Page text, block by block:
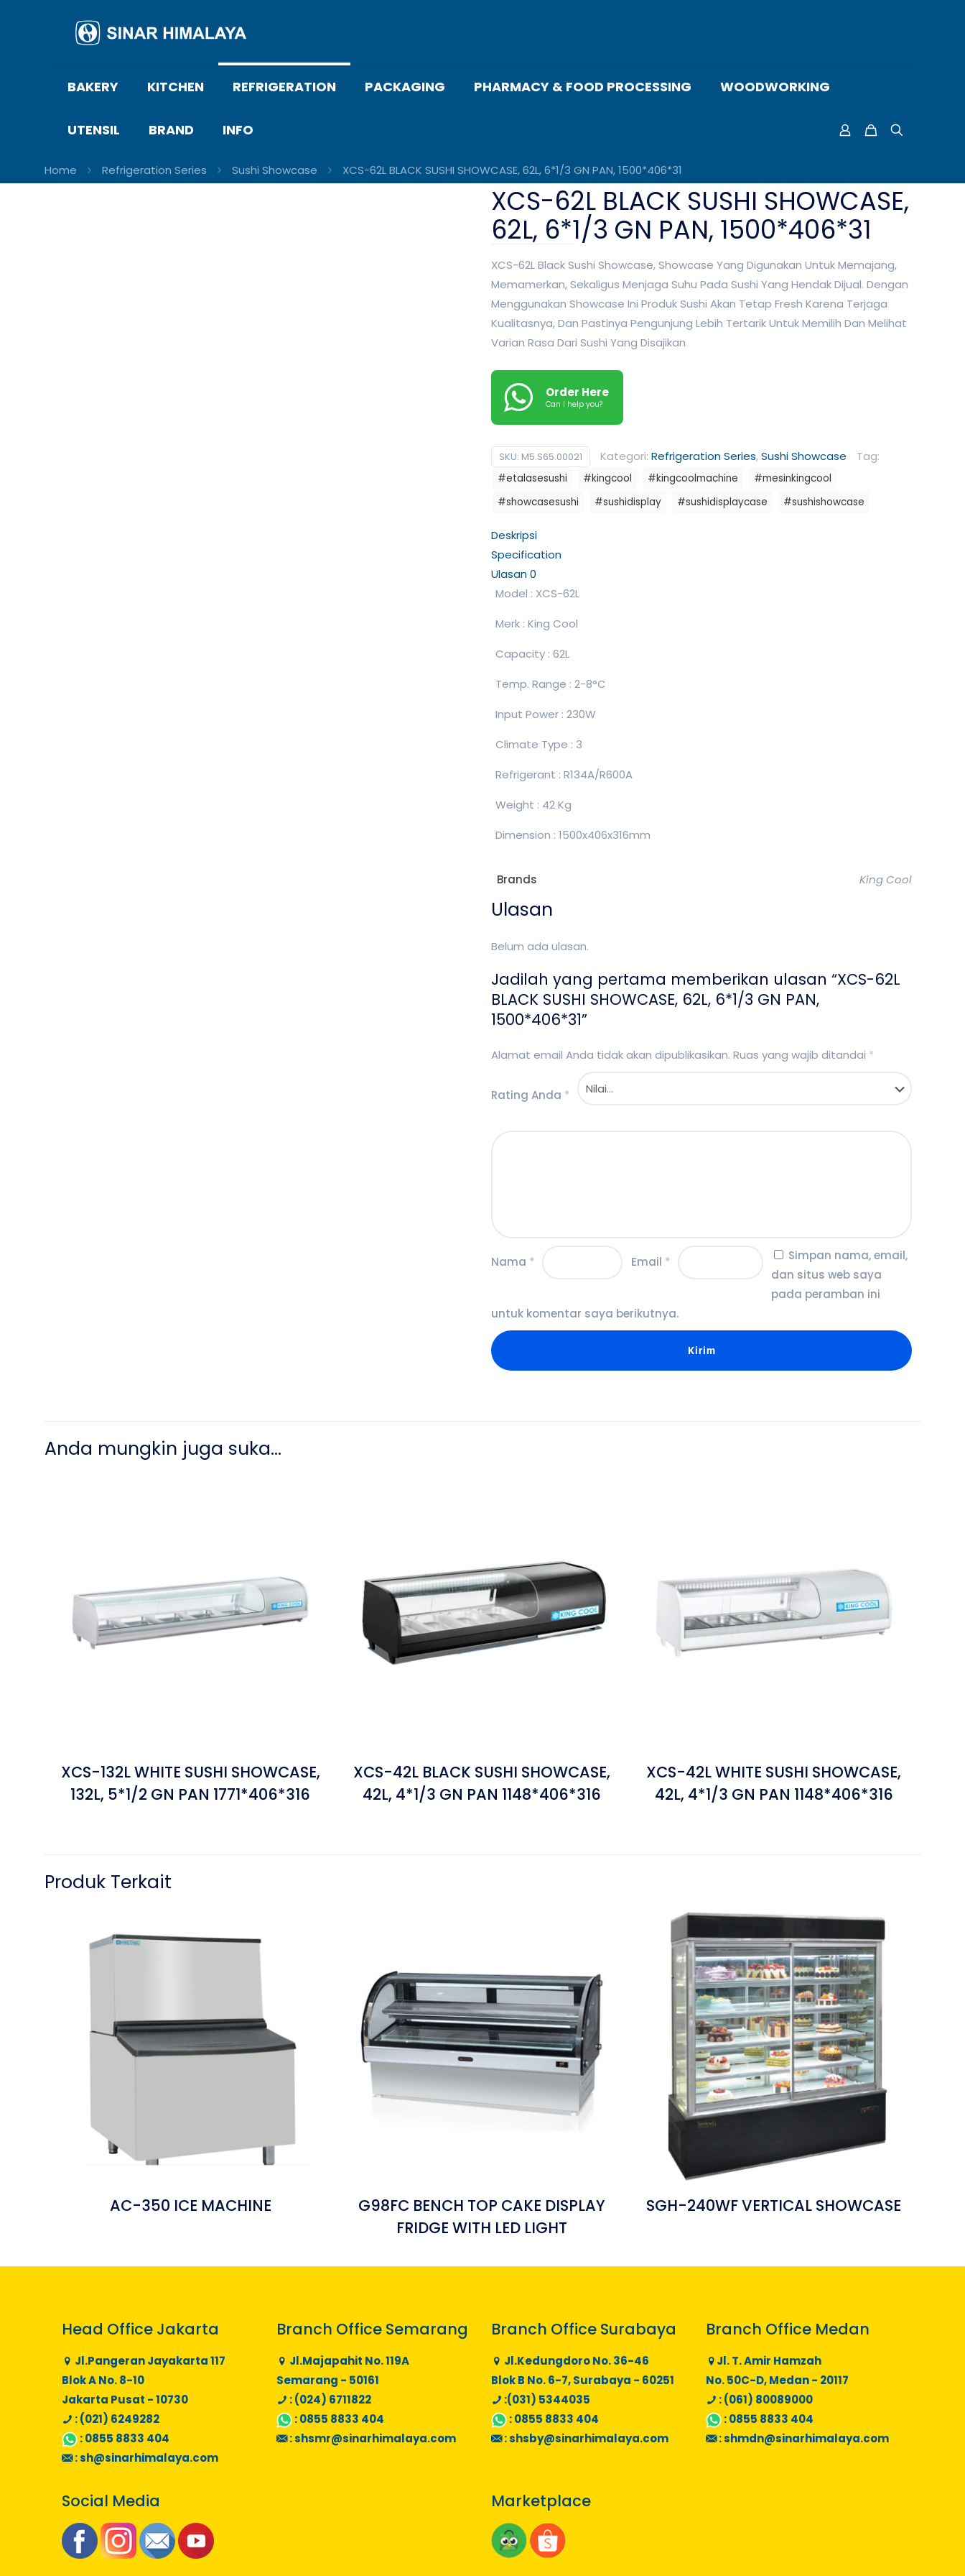
BAKERY KITCHEN REFRIGERATION PACKAGING PHARMACY & FOOD PROCESSING WOODWORKING
UTENSIL BRAND INFO
Home Refrigeration Series Sushi Showcase XCS-62L BLACK SUSHI SHOWCASE, 62L, 6*1/3 GN PAN, 1500*406*31
XCS-62L BLACK SUSHI SHOWCASE,
62L, 6*1/3 GN PAN, 1500*406*31
XCS-62L Black Sushi Showcase, Showcase Yang Digunakan Untuk Memajang,
Memamerkan, Sekaligus Menjaga Suhu Pada Sushi Yang Hendak Dijual. Dengan
Menggunakan Showcase Ini Produk Sushi Akan Tetap Fresh Karena Terjaga
Kualitasnya, Dan Pastinya Pengunjung Lebih Tertarik Untuk Memilih Dan Melihat
Varian Rasa Dari Sushi Yang Disajikan
Order Here
Can I help you?
SKU: M5.S65.00021 Kategori: Refrigeration Series,Sushi Showcase Tag:
#etalasesushi #kingcool #kingcoolmachine
#mesinkingcool
#showcasesushi
#sushidisplay #sushidisplaycase #sushishowcase
Deskripsi
Specification
Ulasan0
Model : XCS-62L
Merk : King Cool
Capacity : 62L
Temp. Range : 2-8°C
Input Power : 230W
Climate Type : 3
Refrigerant : R134A/R600A
Weight : 42 Kg
Dimension : 1500x406x316mm
Brands King Cool
Ulasan
Belum ada ulasan.
Jadilah yang pertama memberikan ulasan “XCS-62L
BLACK SUSHI SHOWCASE, 62L, 6*1/3 GN PAN,
1500*406*31”
Alamat email Anda tidak akan dipublikasikan. Ruas yang wajib ditandai *
Rating Anda *
Nama * Email *
Simpan nama, email,
dan situs web saya
pada peramban ini
untuk komentar saya berikutnya.
Anda mungkin juga suka…
XCS-132L WHITE SUSHI SHOWCASE,
132L, 5*1/2 GN PAN 1771*406*316
XCS-42L BLACK SUSHI SHOWCASE,
42L, 4*1/3 GN PAN 1148*406*316
XCS-42L WHITE SUSHI SHOWCASE,
42L, 4*1/3 GN PAN 1148*406*316
Produk Terkait
AC-350 ICE MACHINE
G98FC BENCH TOP CAKE DISPLAY
FRIDGE WITH LED LIGHT
SGH-240WF VERTICAL SHOWCASE
Head Office Jakarta
Jl.Pangeran Jayakarta 117
Blok A No. 8-10
Jakarta Pusat - 10730
: (021) 6249282
:0855 8833 404
:sh@sinarhimalaya.com
Branch Office Semarang
Jl.Majapahit No. 119A
Semarang - 50161
: (024) 6711822
:0855 8833 404
:shsmr@sinarhimalaya.com
Branch Office Surabaya
Jl.Kedungdoro No. 36-46
Blok B No. 6-7, Surabaya - 60251
:(031) 5344035
:0855 8833 404
:shsby@sinarhimalaya.com
Branch Office Medan
Jl. T. Amir Hamzah
No. 50C-D, Medan - 20117
: (061) 80089000
:0855 8833 404
:shmdn@sinarhimalaya.com
Social Media Marketplace